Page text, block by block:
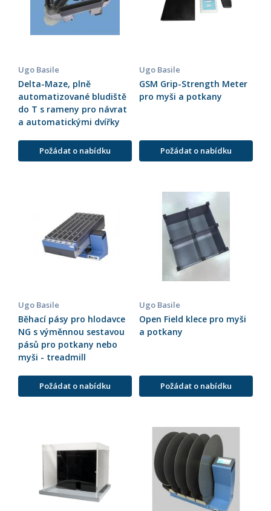
Ugo Basile
Delta-Maze, plně
automatizované bludiště
do T s rameny pro návrat
a automatickými dvířky
Požádat o nabídku
Ugo Basile
GSM Grip-Strength Meter
pro myši a potkany
Požádat o nabídku
Ugo Basile
Běhací pásy pro hlodavce
NG s výměnnou sestavou
pásů pro potkany nebo
myši - treadmill
Požádat o nabídku
Ugo Basile
Open Field klece pro myši
a potkany
Požádat o nabídku